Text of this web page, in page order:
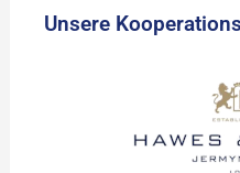
Unsere